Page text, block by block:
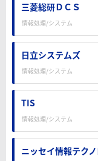
三菱総研ＤＣＳ
情報処理/システム
日立システムズ
情報処理/システム
TIS
情報処理/システム
ニッセイ情報テク